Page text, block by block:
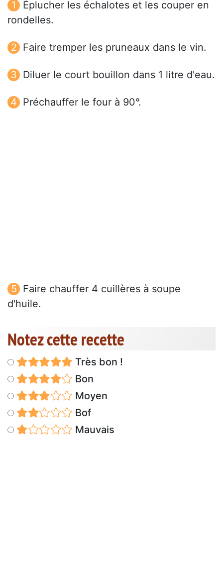
Éplucher les échalotes et les couper en
rondelles.
Faire tremper les pruneaux dans le vin.
Diluer le court bouillon dans 1 litre d'eau.
Préchauffer le four à 90°.
Faire chauffer 4 cuillères à soupe
d'huile.
Notez cette recette
Très bon !
Bon
Moyen
Bof
Mauvais